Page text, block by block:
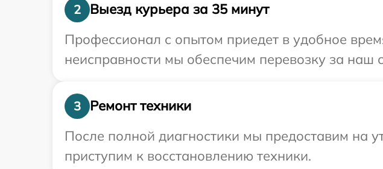
2
Выезд курьера за 35 минут
Профессионал с опытом приедет в удобное
неисправности мы обеспечим перевозку за наш
3
Ремонт техники
После полной диагностики мы предоставим на
приступим к восстановлению техники.